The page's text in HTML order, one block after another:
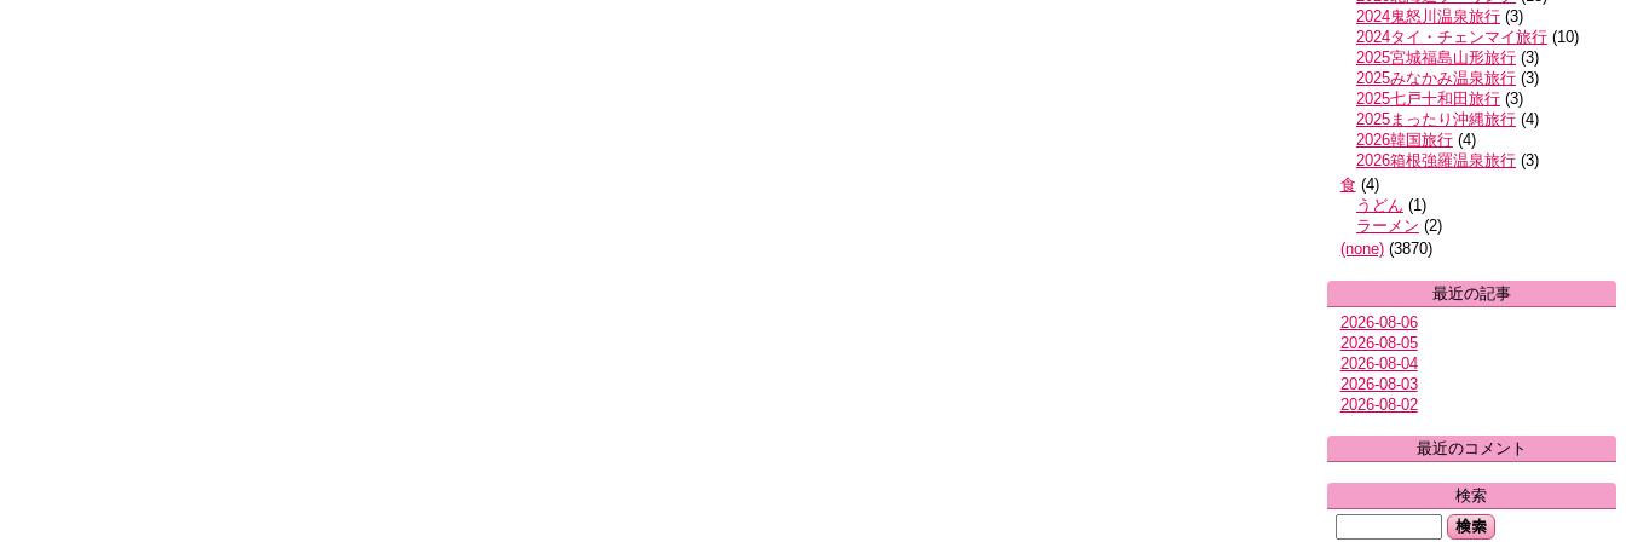
2024鬼怒川温泉旅行 (3)
2024タイ・チェンマイ旅行 (10)
2025宮城福島山形旅行 (3)
2025みなかみ温泉旅行 (3)
2025七戸十和田旅行 (3)
2025まったり沖縄旅行 (4)
2026韓国旅行 (4)
2026箱根強羅温泉旅行 (3)
食 (4)
うどん (1)
ラーメン (2)
(none) (3870)
最近の記事
2026-08-06
2026-08-05
2026-08-04
2026-08-03
2026-08-02
最近のコメント
検索
検索